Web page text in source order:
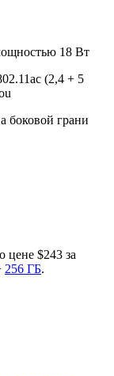
18 Вт
(2,4 + 5
боковой грани
цене $243 за
256 ГБ.